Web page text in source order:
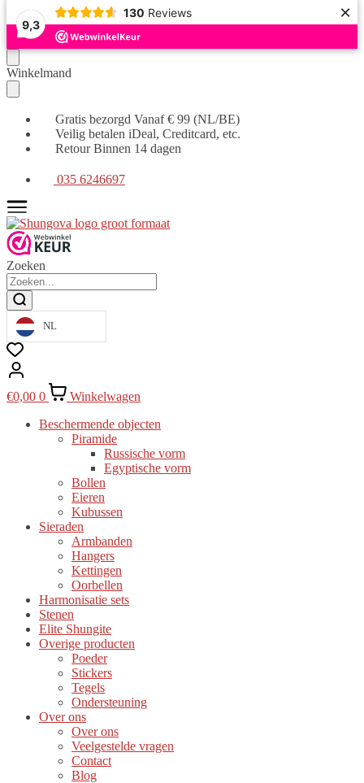
9,3
130 Reviews ×
Verder
naar
navigatie
Ga
naar
de
inhoud
Winkelmand
Gratis bezorgd Vanaf € 99 (NL/BE)
Veilig betalen iDeal, Creditcard, etc.
Retour Binnen 14 dagen
035 6246697
Zoeken
NL
€0,00 0
Winkelwagen
Beschermende objecten
Piramide
Russische vorm
Egyptische vorm
Bollen
Eieren
Kubussen
Sieraden
Armbanden
Hangers
Kettingen
Oorbellen
Harmonisatie sets
Stenen
Elite Shungite
Overige producten
Poeder
Stickers
Tegels
Ondersteuning
Over ons
Over ons
Veelgestelde vragen
Contact
Blog